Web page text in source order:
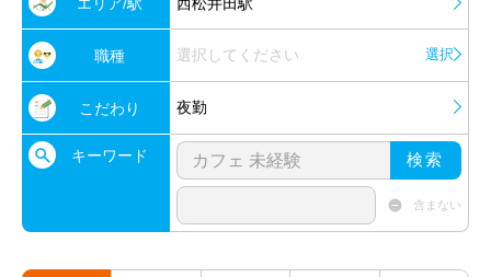
職種 選択してください 選択
こだわり 夜勤
キーワード 検索
含まない